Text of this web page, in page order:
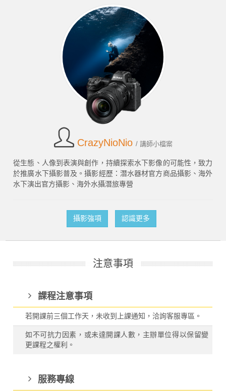
CrazyNioNio / 講師小檔案
從生態、人像到表演與創作，持續探索水下影像的可能性，致力
於推廣水下攝影普及。攝影經歷：潛水器材官方商品攝影、海外
水下演出官方攝影、海外水攝潛旅專營
攝影強項 認識更多
注意事項
課程注意事項
若開課前三個工作天，未收到上課通知，洽詢客服專區。
如不可抗力因素，或未達開課人數，主辦單位得以保留變
更課程之權利。
服務專線